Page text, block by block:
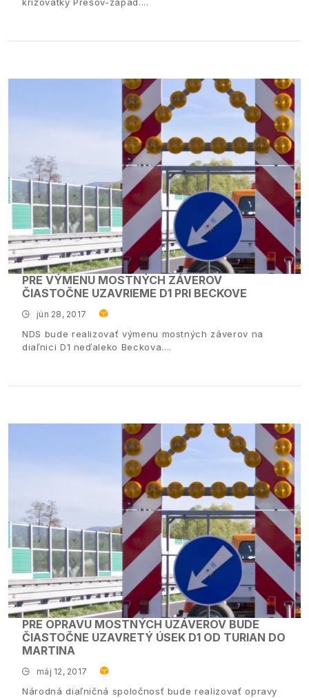
PRE VÝMENU MOSTNÝCH ZÁVEROV
ČIASTOČNE UZAVRIEME D1 PRI BECKOVE
jún 28, 2017
NDS bude realizovať výmenu mostných záverov na
diaľnici D1 neďaleko Beckova.
PRE OPRAVU MOSTNÝCH UZÁVEROV BUDE
ČIASTOČNE UZAVRETÝ ÚSEK D1 OD TURIAN DO
MARTINA
máj 12, 2017
Národná diaľničná spoločnosť bude realizovať opravy